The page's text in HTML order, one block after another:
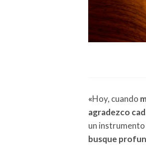
«Hoy, cuando
agradezco
un
busque